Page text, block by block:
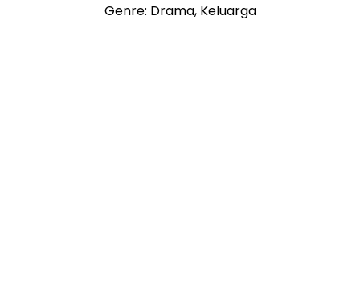
Genre: Drama, Keluarga